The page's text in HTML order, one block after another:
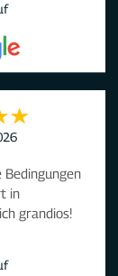
in
grandios!